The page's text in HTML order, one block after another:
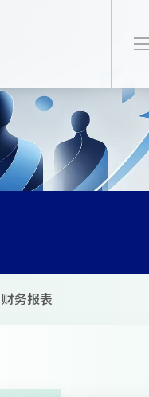
财务报表
繁